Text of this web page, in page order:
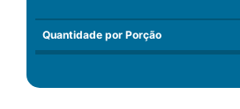
Quantidade por Porção